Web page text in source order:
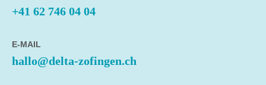
+41 62 746 04 04
E-MAIL
hallo@delta-zofingen.ch